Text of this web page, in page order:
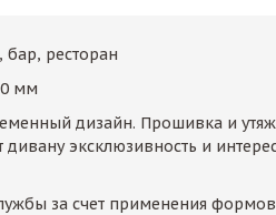
ресторан
мм
дизайн. Прошивка и
эксклюзивность и
за счет применения